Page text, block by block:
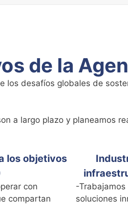
de la
los desafíos globales de
a largo plazo y planeamos
los objetivos
con
compartan
-
soluciones